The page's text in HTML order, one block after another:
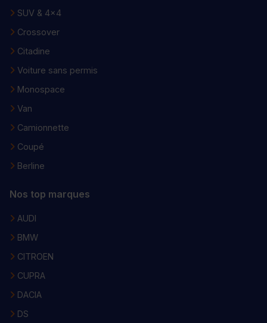
SUV & 4x4
Crossover
Citadine
Voiture sans permis
Monospace
Van
Camionnette
Coupé
Berline
Nos top marques
AUDI
BMW
CITROEN
CUPRA
DACIA
DS